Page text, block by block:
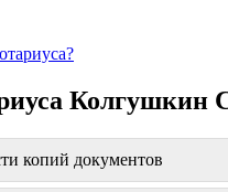
Колгушкин
копий документов